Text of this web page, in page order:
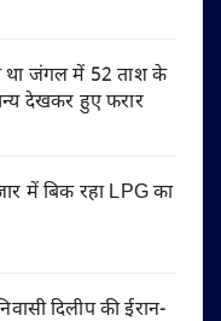
था जंगल में 52 ताश के
देखकर हुए फरार
में बिक रहा LPG का
दिलीप की ईरान-